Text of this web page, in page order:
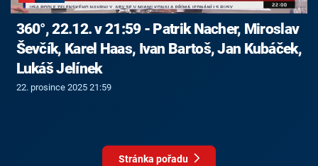
360°, 22.12. v 21:59 - Patrik Nacher, Miroslav
Ševčík, Karel Haas, Ivan Bartoš, Jan Kubáček,
Lukáš Jelínek
22. prosince 2025 21:59
Stránka pořadu